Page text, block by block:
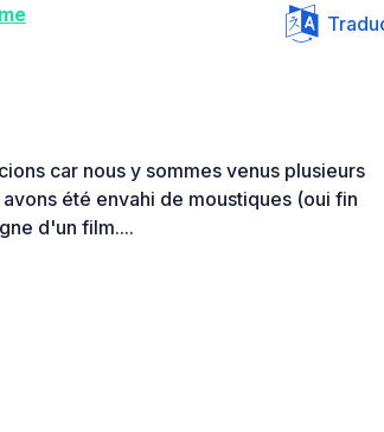
car nous y sommes venus plusieurs
été envahi de moustiques (oui fin
d'un film....